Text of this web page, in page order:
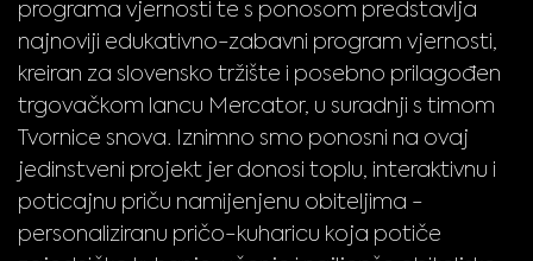
programa vjernosti te s ponosom predstavlja
najnoviji edukativno-zabavni program vjernosti,
kreiran za slovensko tržište i posebno prilagođen
trgovačkom lancu Mercator, u suradnji s timom
Tvornice snova. Iznimno smo ponosni na ovaj
jedinstveni projekt jer donosi toplu, interaktivnu i
poticajnu priču namijenjenu obiteljima -
personaliziranu pričo-kuharicu koja potiče